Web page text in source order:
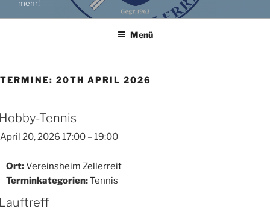
mehr!
Menü
TERMINE: 20TH APRIL 2026
Tennis
April 20, 2026 17:00 –19:00
Ort:Vereinsheim Zellerreit
Terminkategorien:Tennis